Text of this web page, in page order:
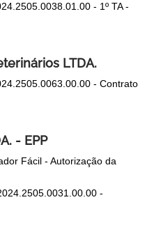
- 1º TA -
LTDA.
- Contrato
- EPP
Fácil - Autorização da
-